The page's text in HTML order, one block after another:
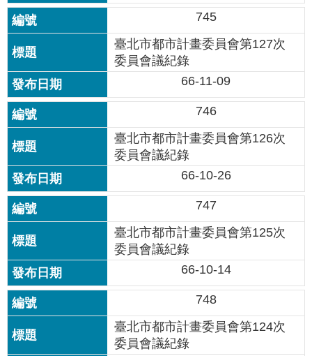
箱
網
站
導
覽
回
首
頁
English
陳
情
系
統
常
見
問
答
745
臺北市都市計畫委員會第127次
委員會議紀錄
66-11-09
746
臺北市都市計畫委員會第126次
委員會議紀錄
66-10-26
747
臺北市都市計畫委員會第125次
委員會議紀錄
66-10-14
748
臺北市都市計畫委員會第124次
委員會議紀錄